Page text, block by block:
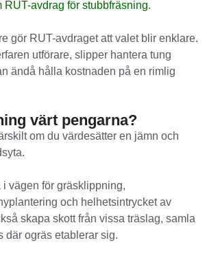
RUT-avdrag för stubbfräsning.
gör RUT-avdraget att valet blir enklare.
utförare, slipper hantera tung
ändå hålla kostnaden på en rimlig
värt pengarna?
om du värdesätter en jämn och
i vägen för gräsklippning,
och helhetsintrycket av
skapa skott från vissa träslag, samla
där ogräs etablerar sig.